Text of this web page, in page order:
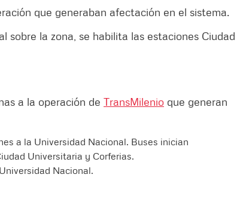
que generaban afectación en el sistema.
sobre la zona, se habilita las estaciones Ciudad
a la operación de TransMilenio que generan
a la Universidad Nacional. Buses inician
Universitaria y Corferias.
Nacional.